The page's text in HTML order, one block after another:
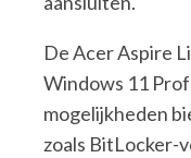
De Acer Aspire
Windows 11
mogelijkheden
zoals BitLocker-